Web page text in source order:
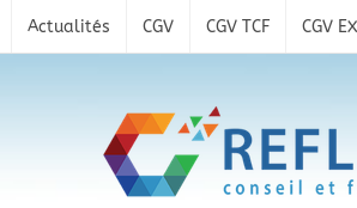
Actualités CGV CGV TCF CGV